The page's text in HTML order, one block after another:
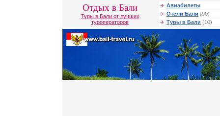
Отдых в Бали
Туры в Бали от лучших
туроператоров
Авиабилеты
Отели Бали (90)
Туры в Бали (10)